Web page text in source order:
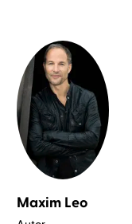
Maxim Leo